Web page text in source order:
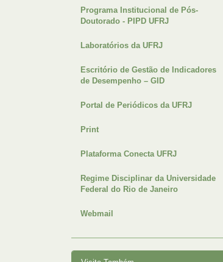
Programa Institucional de Pós-
Doutorado - PIPD UFRJ
Laboratórios da UFRJ
Escritório de Gestão de Indicadores
de Desempenho – GID
Portal de Periódicos da UFRJ
Print
Plataforma Conecta UFRJ
Regime Disciplinar da Universidade
Federal do Rio de Janeiro
Webmail